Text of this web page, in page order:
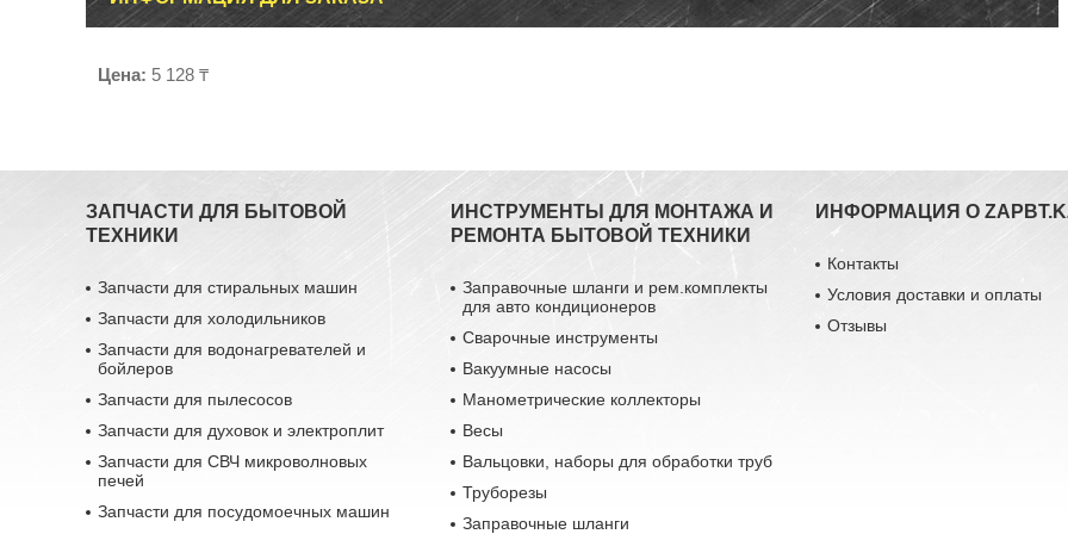
Цена: 5 128 ₸
ЗАПЧАСТИ ДЛЯ БЫТОВОЙ
ТЕХНИКИ
Запчасти для стиральных машин
Запчасти для холодильников
Запчасти для водонагревателей и
бойлеров
Запчасти для пылесосов
Запчасти для духовок и электроплит
Запчасти для СВЧ микроволновых
печей
Запчасти для посудомоечных машин
ИНСТРУМЕНТЫ ДЛЯ МОНТАЖА И
РЕМОНТА БЫТОВОЙ ТЕХНИКИ
Заправочные шланги и рем.комплекты
для авто кондиционеров
Сварочные инструменты
Вакуумные насосы
Манометрические коллекторы
Весы
Вальцовки, наборы для обработки труб
Труборезы
Заправочные шланги
ИНФОРМАЦИЯ О
Контакты
Условия доставки и оплаты
Отзывы